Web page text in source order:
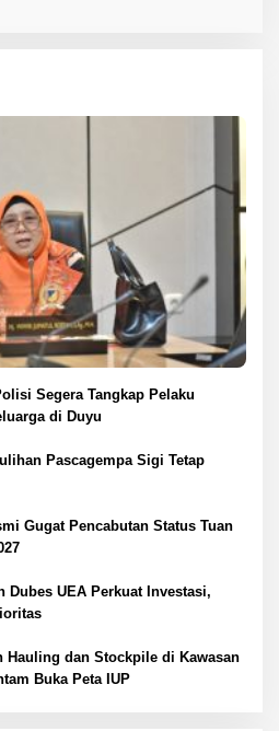
Segera Tangkap Pelaku
di Duyu
Pascagempa Sigi Tetap
Gugat Pencabutan Status Tuan
Dubes UEA Perkuat Investasi,
Hauling dan Stockpile di Kawasan
Buka Peta IUP